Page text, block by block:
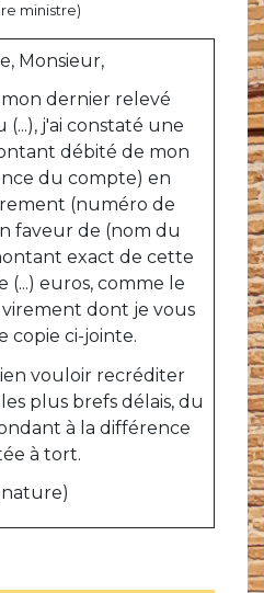
ministre)
Monsieur,
dernier relevé
(...), j'ai constaté une
débité de mon
du compte) en
(numéro de
faveur de (nom du
exact de cette
(...) euros, comme le
dont je vous
copie ci-jointe.
vouloir recréditer
plus brefs délais, du
à la différence
à tort.